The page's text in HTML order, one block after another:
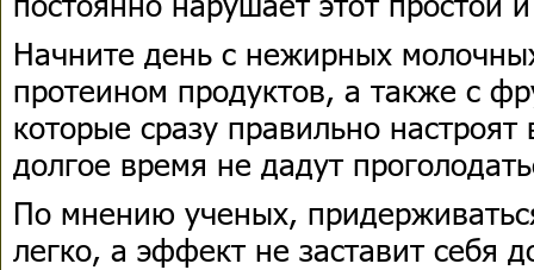
Начните день с нежирных
протеином продуктов, а также с
которые сразу правильно
долгое время не дадут
По мнению ученых,
легко, а эффект не заставит себя